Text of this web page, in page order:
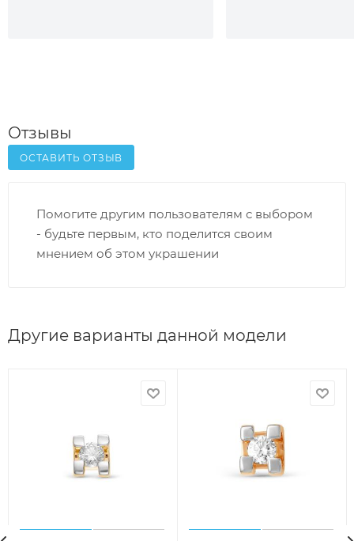
Отзывы
ОСТАВИТЬ ОТЗЫВ
Помогите другим пользователям с выбором
- будьте первым, кто поделится своим
мнением об этом украшении
Другие варианты данной модели